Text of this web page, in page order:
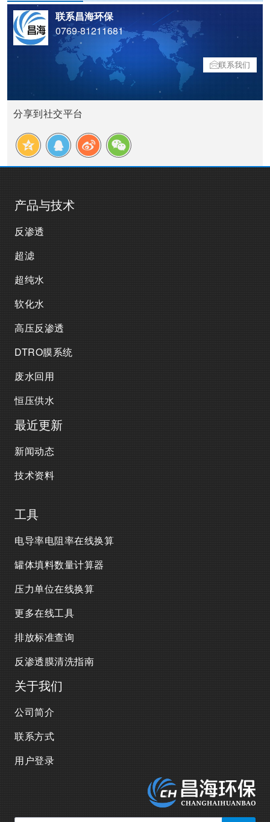
联系昌海环保
0769-81211681
联系我们
分享到社交平台
产品与技术
反渗透
超滤
超纯水
软化水
高压反渗透
DTRO膜系统
废水回用
恒压供水
最近更新
新闻动态
技术资料
工具
电导率电阻率在线换算
罐体填料数量计算器
压力单位在线换算
更多在线工具
排放标准查询
反渗透膜清洗指南
关于我们
公司简介
联系方式
用户登录